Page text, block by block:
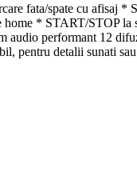
fata/spate cu afisaj *
* START/STOP la
performant 12
pentru detalii sunati